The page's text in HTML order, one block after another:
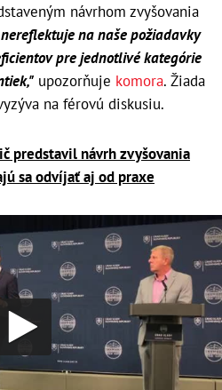
návrhom zvyšovania
na naše požiadavky
pre jednotlivé kategórie
upozorňuje komora. Žiada
na férovú diskusiu.
predstavil návrh zvyšovania
sa odvíjať aj od praxe